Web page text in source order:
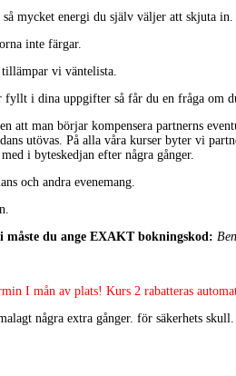
mycket energi du själv väljer att skjuta
inte färgar.
vi väntelista.
i dina uppgifter så får du en fråga om
att man börjar kompensera partnerns
utövas. På alla våra kurser byter vi
i byteskedjan efter några gånger.
och andra evenemang.
måste du ange EXAKT bokningskod:
I mån av plats! Kurs 2 rabatteras
några extra gånger. för säkerhets skull.